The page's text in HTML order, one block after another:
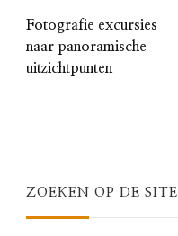
Fotografie excursies
naar panoramische
uitzichtpunten
ZOEKEN OP DE SITE